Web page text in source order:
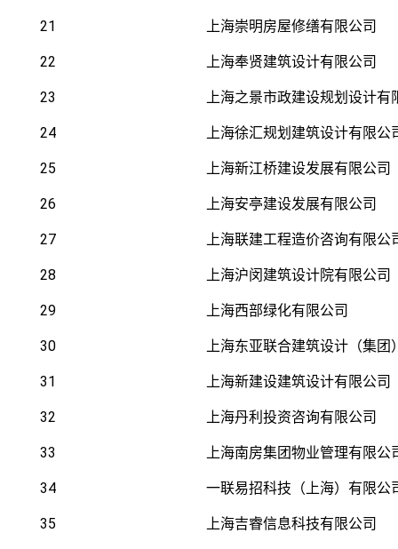
21 上海崇明房屋修缮有限公司
22 上海奉贤建筑设计有限公司
23 上海之景市政建设规划设计有
24 上海徐汇规划建筑设计有限公
25 上海新江桥建设发展有限公司
26 上海安亭建设发展有限公司
27 上海联建工程造价咨询有限公
28 上海沪闵建筑设计院有限公司
29 上海西部绿化有限公司
30 上海东亚联合建筑设计（集团
31 上海新建设建筑设计有限公司
32 上海丹利投资咨询有限公司
33 上海南房集团物业管理有限公
34 一联易招科技（上海）有限公
35 上海吉睿信息科技有限公司